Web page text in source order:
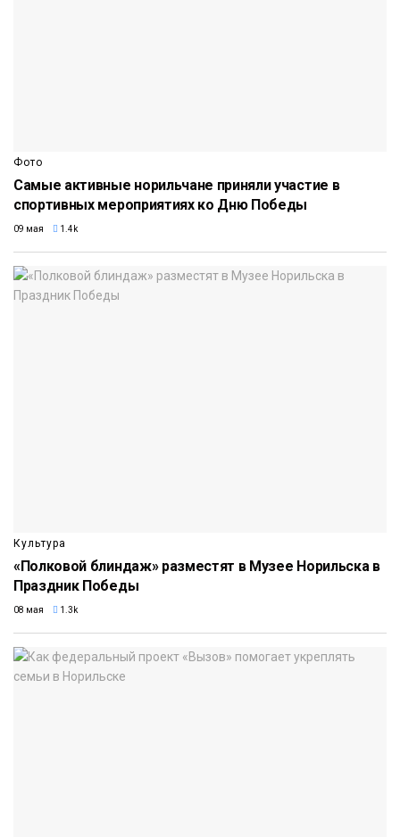
Фото
Самые активные норильчане приняли участие в
спортивных мероприятиях ко Дню Победы
09 мая 1.4k
Культура
«Полковой блиндаж» разместят в Музее Норильска в
Праздник Победы
08 мая 1.3k